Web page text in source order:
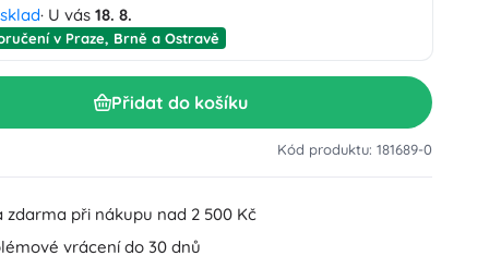
Doplňky k umyvadlu
Doplňky k vaně a sprše
Koupelnový textil
Dekorace
· U vás 18. 8.
v Praze, Brně a Ostravě
Přidat do košíku
Kód produktu: 181689-0
zdarma při nákupu nad 2 500 Kč
vrácení do 30 dnů